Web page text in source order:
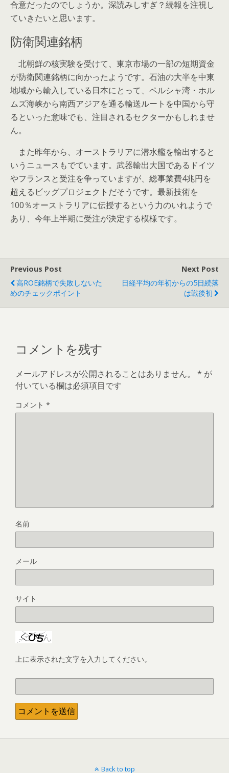
合意だったのでしょうか。深読みしすぎ？続報を注視し
ていきたいと思います。
防衛関連銘柄
北朝鮮の核実験を受けて、東京市場の一部の短期資金
が防衛関連銘柄に向かったようです。石油の大半を中東
地域から輸入している日本にとって、ペルシャ湾・ホル
ムズ海峡から南西アジアを通る輸送ルートを中国から守
るといった意味でも、注目されるセクターかもしれませ
ん。
また昨年から、オーストラリアに潜水艦を輸出すると
いうニュースもでています。武器輸出大国であるドイツ
やフランスと受注を争っていますが、総事業費4兆円を
超えるビッグプロジェクトだそうです。最新技術を
100％オーストラリアに伝授するという力のいれようで
あり、今年上半期に受注が決定する模様です。
Previous Post
高ROE銘柄で失敗しないた
めのチェックポイント
Next Post
日経平均の年初からの5日続落
は戦後初
コメントを残す
メールアドレスが公開されることはありません。 * が
付いている欄は必須項目です
コメント *
名前
メール
サイト
上に表示された文字を入力してください。
Back to top